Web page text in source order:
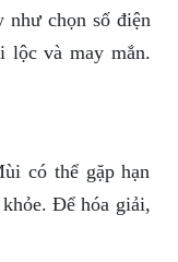
như chọn số điện
lộc và may mắn.
có thể gặp hạn
Để hóa giải,